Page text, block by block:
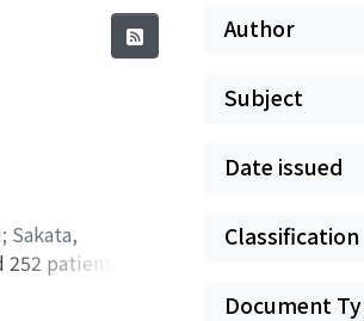
; Sakata,
patients with
or renal
Author
Subject
Date issued
Classification
Document